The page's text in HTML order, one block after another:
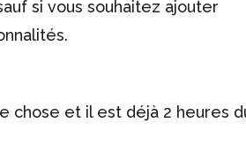
si vous souhaitez ajouter
chose et il est déjà 2 heures